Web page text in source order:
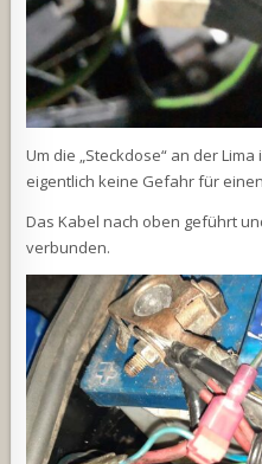
Um die „Steckdose“ an der
eigentlich keine Gefahr für
Das Kabel nach oben geführt
verbunden.